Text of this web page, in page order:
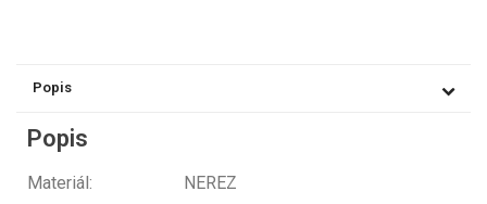
Popis
Popis
Materiál: NEREZ